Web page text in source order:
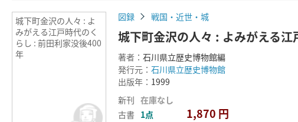
城下町金沢の人々 : よ
みがえる江戸時代のく
らし : 前田利家没後400
年
図録 戦国・近世・城
城下町金沢の人々 : よみがえる
著者： 石川県立歴史博物館編
発行元： 石川県立歴史博物館
出版年： 1999
新刊 在庫なし
古書 1点 1,870 円